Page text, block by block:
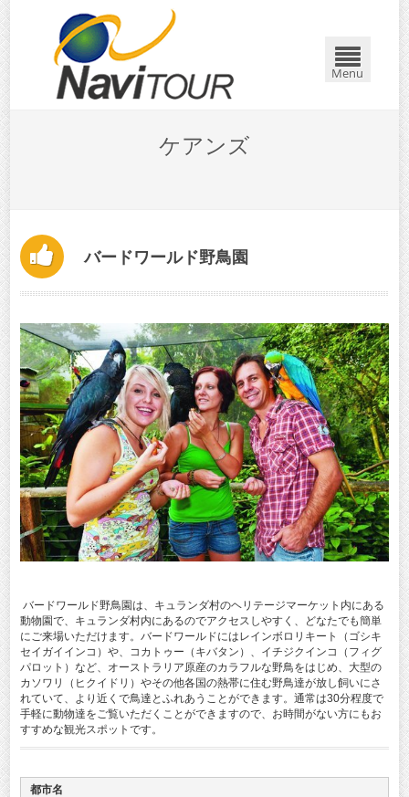
Menu
ケアンズ
バードワールド野鳥園
バードワールド野鳥園は、キュランダ村のヘリテージマーケット内にある
動物園で、キュランダ村内にあるのでアクセスしやすく、どなたでも簡単
にご来場いただけます。バードワールドにはレインボロリキート（ゴシキ
セイガイインコ）や、コカトゥー（キバタン）、イチジクインコ（フィグ
パロット）など、オーストラリア原産のカラフルな野鳥をはじめ、大型の
カソワリ（ヒクイドリ）やその他各国の熱帯に住む野鳥達が放し飼いにさ
れていて、より近くで鳥達とふれあうことができます。通常は30分程度で
手軽に動物達をご覧いただくことができますので、お時間がない方にもお
すすめな観光スポットです。
都市名